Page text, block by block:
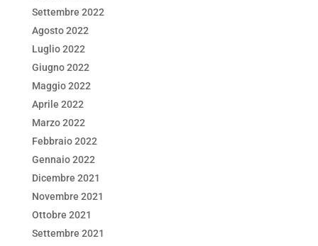
Settembre 2022
Agosto 2022
Luglio 2022
Giugno 2022
Maggio 2022
Aprile 2022
Marzo 2022
Febbraio 2022
Gennaio 2022
Dicembre 2021
Novembre 2021
Ottobre 2021
Settembre 2021